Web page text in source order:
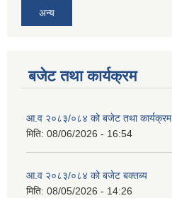
अन्य
बजेट तथा कार्यक्रम
आ.व २०८३/०८४ को बजेट तथा कार्यक्रम
मिति: 08/06/2026 - 16:54
आ.व २०८३/०८४ को बजेट बक्तब्य
मिति: 08/05/2026 - 14:26